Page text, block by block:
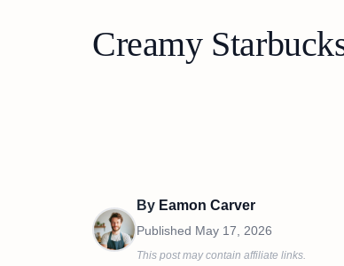
Creamy
By Eamon Carver
Published May 17, 2026
This post may contain affiliate links.